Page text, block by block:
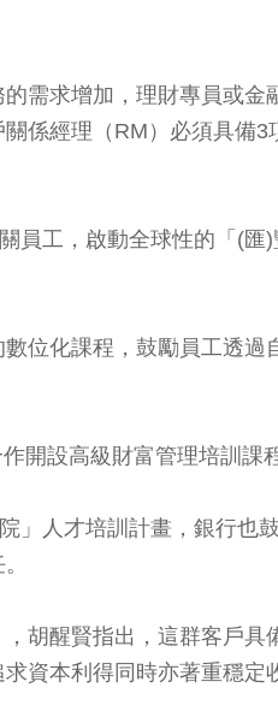
需求增加，理財專員或
係經理（RM）必須具備
員工，啟動全球性的「(
位化課程，鼓勵員工透
開設高級財富管理培訓
」人才培訓計畫，銀行
，胡醒賢指出，這群客戶
資本利得同時亦著重穩定